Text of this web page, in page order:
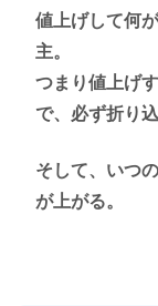
値上げして何
主。
つまり値上げ
で、必ず折り込
そして、いつ
が上がる。